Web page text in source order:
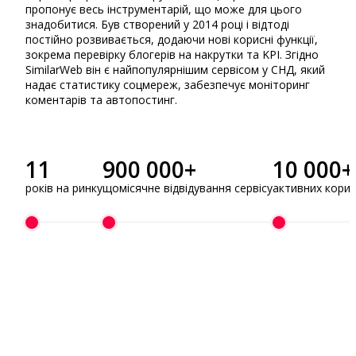
пропонує весь інструментарій, що може для цього
знадобитися. Був створений у 2014 році і відтоді
постійно розвивається, додаючи нові корисні функції,
зокрема перевірку блогерів на накрутки та KPI. Згідно
SimilarWeb він є найпопулярнішим сервісом у СНД, який
надає статистику соцмереж, забезпечує моніторинг
коментарів та автопостинг.
11
років на ринку
900 000+
щомісячне відвідування сервісу
10 000+
активних